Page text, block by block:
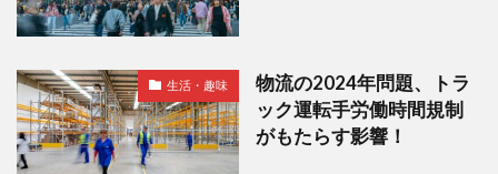
生活・趣味
物流の2024年問題、トラ
ック運転手労働時間規制
がもたらす影響！